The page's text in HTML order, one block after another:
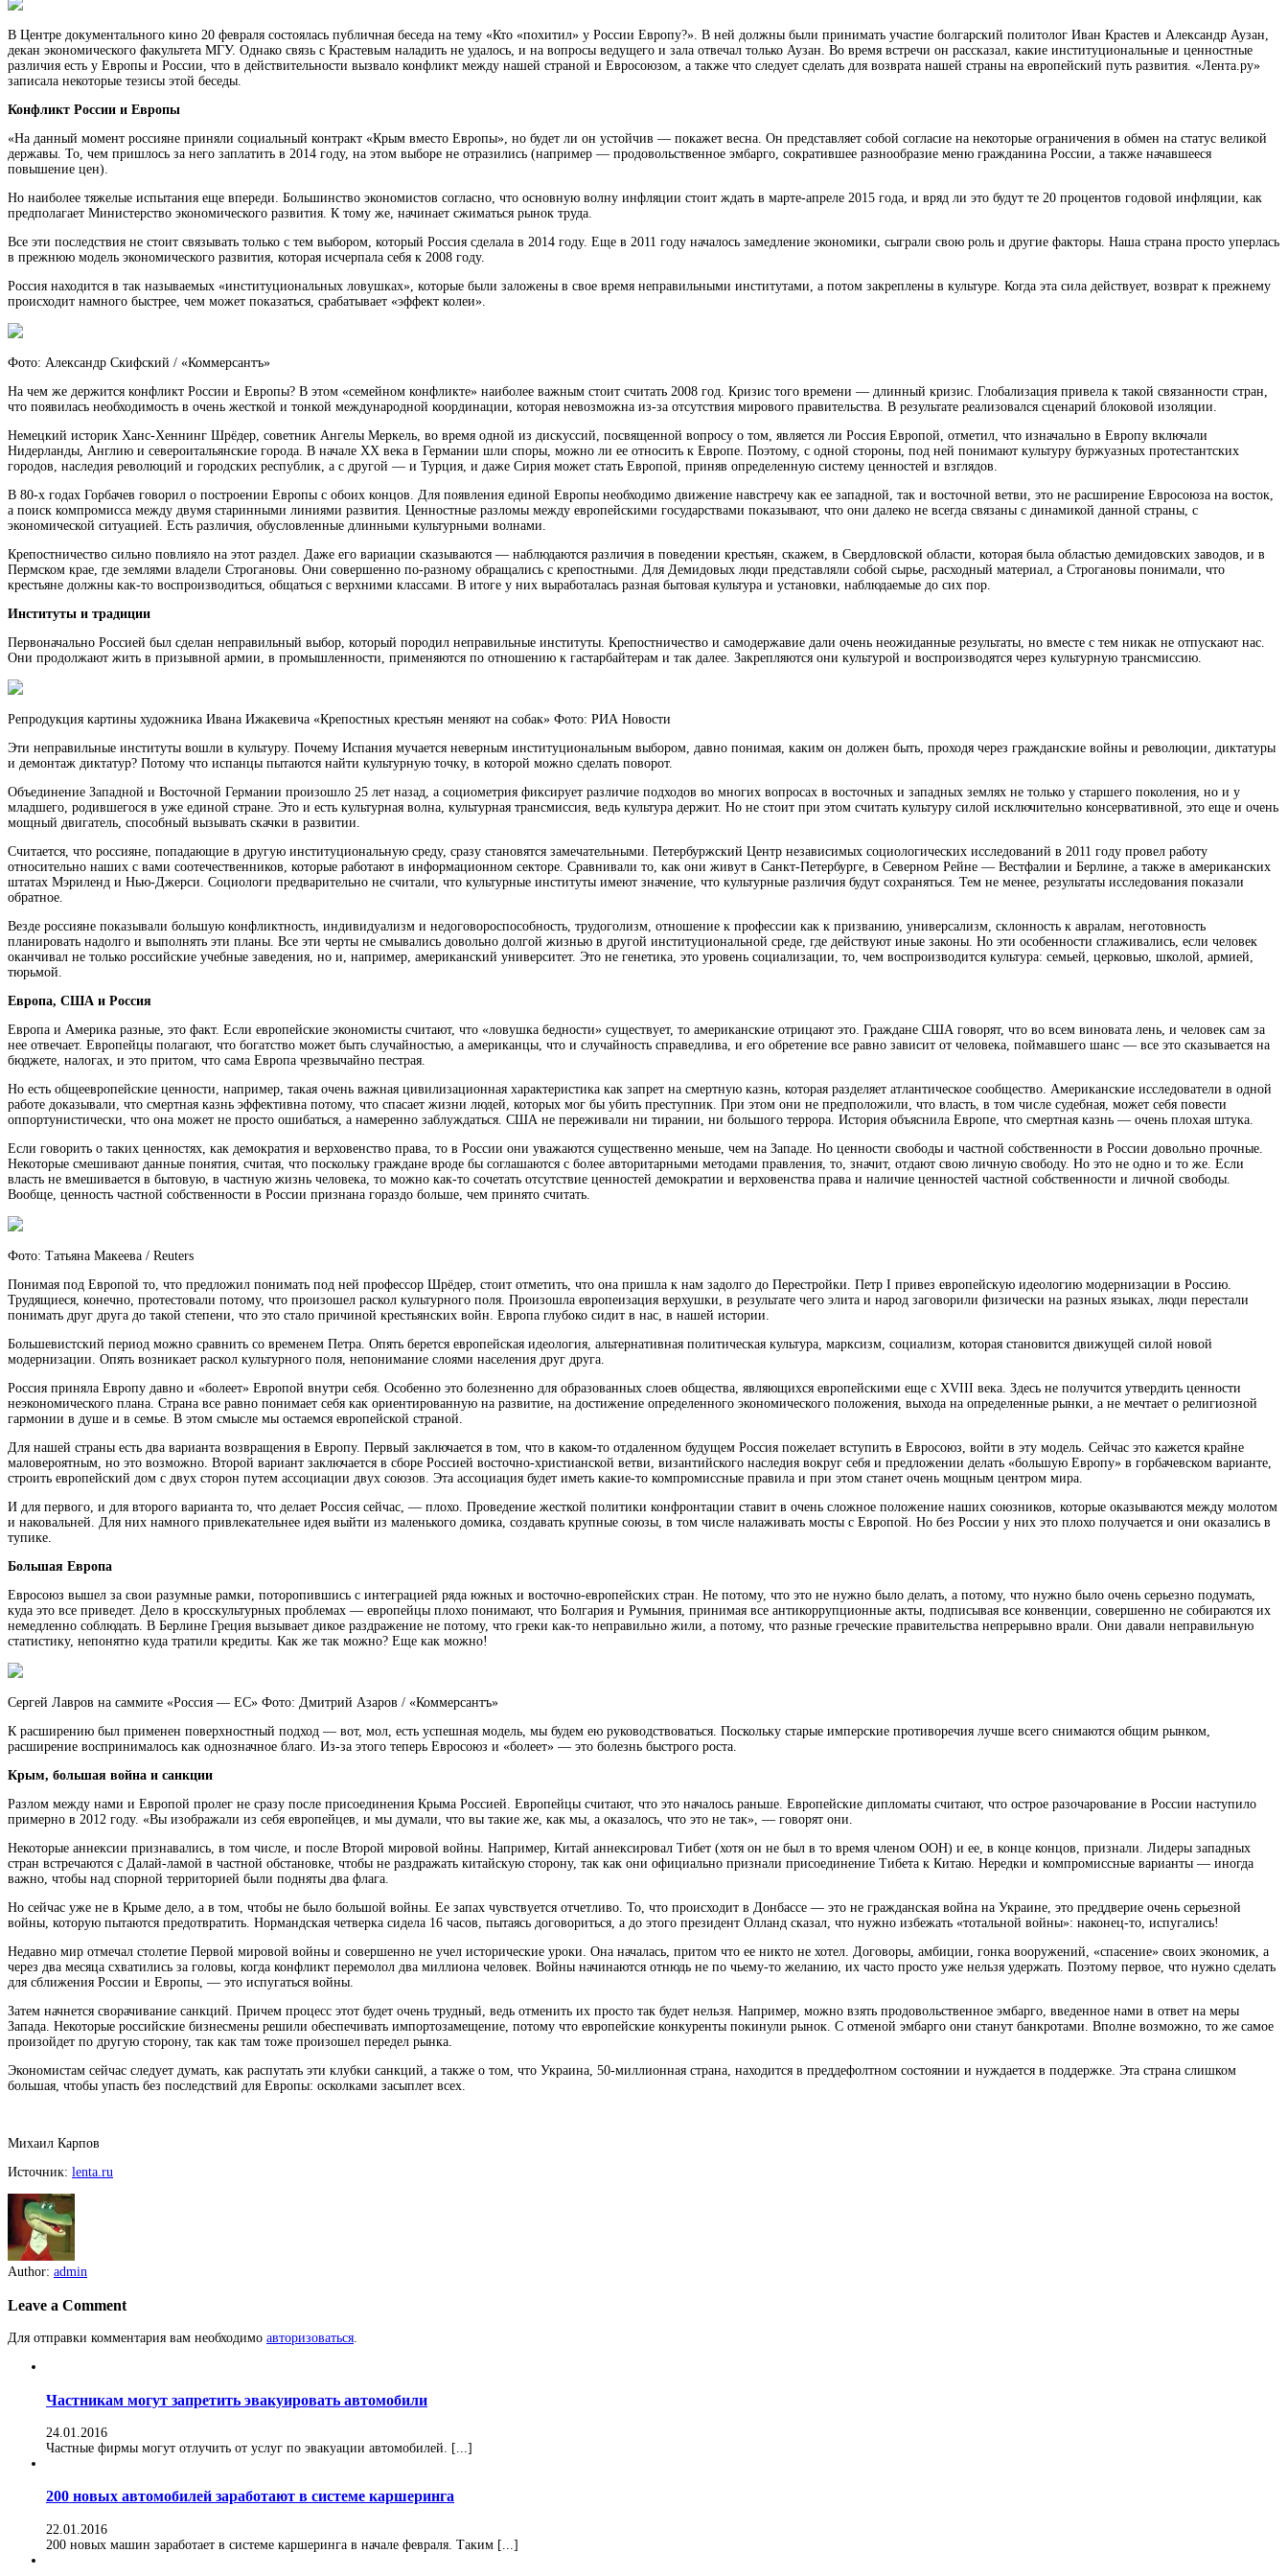
В Центре документального кино 20 февраля состоялась публичная беседа на тему «Кто «похитил» у России Европу?». В ней должны были принимать участие болгарский политолог Иван Крастев и Александр Аузан,
декан экономического факультета МГУ. Однако связь с Крастевым наладить не удалось, и на вопросы ведущего и зала отвечал только Аузан. Во время встречи он рассказал, какие институциональные и ценностные
различия есть у Европы и России, что в действительности вызвало конфликт между нашей страной и Евросоюзом, а также что следует сделать для возврата нашей страны на европейский путь развития. «Лента.ру»
записала некоторые тезисы этой беседы.
Конфликт России и Европы
«На данный момент россияне приняли социальный контракт «Крым вместо Европы», но будет ли он устойчив — покажет весна. Он представляет собой согласие на некоторые ограничения в обмен на статус великой
державы. То, чем пришлось за него заплатить в 2014 году, на этом выборе не отразились (например — продовольственное эмбарго, сократившее разнообразие меню гражданина России, а также начавшееся
повышение цен).
Но наиболее тяжелые испытания еще впереди. Большинство экономистов согласно, что основную волну инфляции стоит ждать в марте-апреле 2015 года, и вряд ли это будут те 20 процентов годовой инфляции, как
предполагает Министерство экономического развития. К тому же, начинает сжиматься рынок труда.
Все эти последствия не стоит связывать только с тем выбором, который Россия сделала в 2014 году. Еще в 2011 году началось замедление экономики, сыграли свою роль и другие факторы. Наша страна просто уперлась
в прежнюю модель экономического развития, которая исчерпала себя к 2008 году.
Россия находится в так называемых «институциональных ловушках», которые были заложены в свое время неправильными институтами, а потом закреплены в культуре. Когда эта сила действует, возврат к прежнему
происходит намного быстрее, чем может показаться, срабатывает «эффект колеи».
Фото: Александр Скифский / «Коммерсантъ»
На чем же держится конфликт России и Европы? В этом «семейном конфликте» наиболее важным стоит считать 2008 год. Кризис того времени — длинный кризис. Глобализация привела к такой связанности стран,
что появилась необходимость в очень жесткой и тонкой международной координации, которая невозможна из-за отсутствия мирового правительства. В результате реализовался сценарий блоковой изоляции.
Немецкий историк Ханс-Хеннинг Шрёдер, советник Ангелы Меркель, во время одной из дискуссий, посвященной вопросу о том, является ли Россия Европой, отметил, что изначально в Европу включали
Нидерланды, Англию и североитальянские города. В начале ХХ века в Германии шли споры, можно ли ее относить к Европе. Поэтому, с одной стороны, под ней понимают культуру буржуазных протестантских
городов, наследия революций и городских республик, а с другой — и Турция, и даже Сирия может стать Европой, приняв определенную систему ценностей и взглядов.
В 80-х годах Горбачев говорил о построении Европы с обоих концов. Для появления единой Европы необходимо движение навстречу как ее западной, так и восточной ветви, это не расширение Евросоюза на восток,
а поиск компромисса между двумя старинными линиями развития. Ценностные разломы между европейскими государствами показывают, что они далеко не всегда связаны с динамикой данной страны, с
экономической ситуацией. Есть различия, обусловленные длинными культурными волнами.
Крепостничество сильно повлияло на этот раздел. Даже его вариации сказываются — наблюдаются различия в поведении крестьян, скажем, в Свердловской области, которая была областью демидовских заводов, и в
Пермском крае, где землями владели Строгановы. Они совершенно по-разному обращались с крепостными. Для Демидовых люди представляли собой сырье, расходный материал, а Строгановы понимали, что
крестьяне должны как-то воспроизводиться, общаться с верхними классами. В итоге у них выработалась разная бытовая культура и установки, наблюдаемые до сих пор.
Институты и традиции
Первоначально Россией был сделан неправильный выбор, который породил неправильные институты. Крепостничество и самодержавие дали очень неожиданные результаты, но вместе с тем никак не отпускают нас.
Они продолжают жить в призывной армии, в промышленности, применяются по отношению к гастарбайтерам и так далее. Закрепляются они культурой и воспроизводятся через культурную трансмиссию.
Репродукция картины художника Ивана Ижакевича «Крепостных крестьян меняют на собак» Фото: РИА Новости
Эти неправильные институты вошли в культуру. Почему Испания мучается неверным институциональным выбором, давно понимая, каким он должен быть, проходя через гражданские войны и революции, диктатуры
и демонтаж диктатур? Потому что испанцы пытаются найти культурную точку, в которой можно сделать поворот.
Объединение Западной и Восточной Германии произошло 25 лет назад, а социометрия фиксирует различие подходов во многих вопросах в восточных и западных землях не только у старшего поколения, но и у
младшего, родившегося в уже единой стране. Это и есть культурная волна, культурная трансмиссия, ведь культура держит. Но не стоит при этом считать культуру силой исключительно консервативной, это еще и очень
мощный двигатель, способный вызывать скачки в развитии.
Считается, что россияне, попадающие в другую институциональную среду, сразу становятся замечательными. Петербуржский Центр независимых социологических исследований в 2011 году провел работу
относительно наших с вами соотечественников, которые работают в информационном секторе. Сравнивали то, как они живут в Санкт-Петербурге, в Северном Рейне — Вестфалии и Берлине, а также в американских
штатах Мэриленд и Нью-Джерси. Социологи предварительно не считали, что культурные институты имеют значение, что культурные различия будут сохраняться. Тем не менее, результаты исследования показали
обратное.
Везде россияне показывали большую конфликтность, индивидуализм и недоговороспособность, трудоголизм, отношение к профессии как к призванию, универсализм, склонность к авралам, неготовность
планировать надолго и выполнять эти планы. Все эти черты не смывались довольно долгой жизнью в другой институциональной среде, где действуют иные законы. Но эти особенности сглаживались, если человек
оканчивал не только российские учебные заведения, но и, например, американский университет. Это не генетика, это уровень социализации, то, чем воспроизводится культура: семьей, церковью, школой, армией,
тюрьмой.
Европа, США и Россия
Европа и Америка разные, это факт. Если европейские экономисты считают, что «ловушка бедности» существует, то американские отрицают это. Граждане США говорят, что во всем виновата лень, и человек сам за
нее отвечает. Европейцы полагают, что богатство может быть случайностью, а американцы, что и случайность справедлива, и его обретение все равно зависит от человека, поймавшего шанс — все это сказывается на
бюджете, налогах, и это притом, что сама Европа чрезвычайно пестрая.
Но есть общеевропейские ценности, например, такая очень важная цивилизационная характеристика как запрет на смертную казнь, которая разделяет атлантическое сообщество. Американские исследователи в одной
работе доказывали, что смертная казнь эффективна потому, что спасает жизни людей, которых мог бы убить преступник. При этом они не предположили, что власть, в том числе судебная, может себя повести
оппортунистически, что она может не просто ошибаться, а намеренно заблуждаться. США не переживали ни тирании, ни большого террора. История объяснила Европе, что смертная казнь — очень плохая штука.
Если говорить о таких ценностях, как демократия и верховенство права, то в России они уважаются существенно меньше, чем на Западе. Но ценности свободы и частной собственности в России довольно прочные.
Некоторые смешивают данные понятия, считая, что поскольку граждане вроде бы соглашаются с более авторитарными методами правления, то, значит, отдают свою личную свободу. Но это не одно и то же. Если
власть не вмешивается в бытовую, в частную жизнь человека, то можно как-то сочетать отсутствие ценностей демократии и верховенства права и наличие ценностей частной собственности и личной свободы.
Вообще, ценность частной собственности в России признана гораздо больше, чем принято считать.
Фото: Татьяна Макеева / Reuters
Понимая под Европой то, что предложил понимать под ней профессор Шрёдер, стоит отметить, что она пришла к нам задолго до Перестройки. Петр I привез европейскую идеологию модернизации в Россию.
Трудящиеся, конечно, протестовали потому, что произошел раскол культурного поля. Произошла европеизация верхушки, в результате чего элита и народ заговорили физически на разных языках, люди перестали
понимать друг друга до такой степени, что это стало причиной крестьянских войн. Европа глубоко сидит в нас, в нашей истории.
Большевистский период можно сравнить со временем Петра. Опять берется европейская идеология, альтернативная политическая культура, марксизм, социализм, которая становится движущей силой новой
модернизации. Опять возникает раскол культурного поля, непонимание слоями населения друг друга.
Россия приняла Европу давно и «болеет» Европой внутри себя. Особенно это болезненно для образованных слоев общества, являющихся европейскими еще с XVIII века. Здесь не получится утвердить ценности
неэкономического плана. Страна все равно понимает себя как ориентированную на развитие, на достижение определенного экономического положения, выхода на определенные рынки, а не мечтает о религиозной
гармонии в душе и в семье. В этом смысле мы остаемся европейской страной.
Для нашей страны есть два варианта возвращения в Европу. Первый заключается в том, что в каком-то отдаленном будущем Россия пожелает вступить в Евросоюз, войти в эту модель. Сейчас это кажется крайне
маловероятным, но это возможно. Второй вариант заключается в сборе Россией восточно-христианской ветви, византийского наследия вокруг себя и предложении делать «большую Европу» в горбачевском варианте,
строить европейский дом с двух сторон путем ассоциации двух союзов. Эта ассоциация будет иметь какие-то компромиссные правила и при этом станет очень мощным центром мира.
И для первого, и для второго варианта то, что делает Россия сейчас, — плохо. Проведение жесткой политики конфронтации ставит в очень сложное положение наших союзников, которые оказываются между молотом
и наковальней. Для них намного привлекательнее идея выйти из маленького домика, создавать крупные союзы, в том числе налаживать мосты с Европой. Но без России у них это плохо получается и они оказались в
тупике.
Большая Европа
Евросоюз вышел за свои разумные рамки, поторопившись с интеграцией ряда южных и восточно-европейских стран. Не потому, что это не нужно было делать, а потому, что нужно было очень серьезно подумать,
куда это все приведет. Дело в кросскультурных проблемах — европейцы плохо понимают, что Болгария и Румыния, принимая все антикоррупционные акты, подписывая все конвенции, совершенно не собираются их
немедленно соблюдать. В Берлине Греция вызывает дикое раздражение не потому, что греки как-то неправильно жили, а потому, что разные греческие правительства непрерывно врали. Они давали неправильную
статистику, непонятно куда тратили кредиты. Как же так можно? Еще как можно!
Сергей Лавров на саммите «Россия — ЕС» Фото: Дмитрий Азаров / «Коммерсантъ»
К расширению был применен поверхностный подход — вот, мол, есть успешная модель, мы будем ею руководствоваться. Поскольку старые имперские противоречия лучше всего снимаются общим рынком,
расширение воспринималось как однозначное благо. Из-за этого теперь Евросоюз и «болеет» — это болезнь быстрого роста.
Крым, большая война и санкции
Разлом между нами и Европой пролег не сразу после присоединения Крыма Россией. Европейцы считают, что это началось раньше. Европейские дипломаты считают, что острое разочарование в России наступило
примерно в 2012 году. «Вы изображали из себя европейцев, и мы думали, что вы такие же, как мы, а оказалось, что это не так», — говорят они.
Некоторые аннексии признавались, в том числе, и после Второй мировой войны. Например, Китай аннексировал Тибет (хотя он не был в то время членом ООН) и ее, в конце концов, признали. Лидеры западных
стран встречаются с Далай-ламой в частной обстановке, чтобы не раздражать китайскую сторону, так как они официально признали присоединение Тибета к Китаю. Нередки и компромиссные варианты — иногда
важно, чтобы над спорной территорией были подняты два флага.
Но сейчас уже не в Крыме дело, а в том, чтобы не было большой войны. Ее запах чувствуется отчетливо. То, что происходит в Донбассе — это не гражданская война на Украине, это преддверие очень серьезной
войны, которую пытаются предотвратить. Нормандская четверка сидела 16 часов, пытаясь договориться, а до этого президент Олланд сказал, что нужно избежать «тотальной войны»: наконец-то, испугались!
Недавно мир отмечал столетие Первой мировой войны и совершенно не учел исторические уроки. Она началась, притом что ее никто не хотел. Договоры, амбиции, гонка вооружений, «спасение» своих экономик, а
через два месяца схватились за головы, когда конфликт перемолол два миллиона человек. Войны начинаются отнюдь не по чьему-то желанию, их часто просто уже нельзя удержать. Поэтому первое, что нужно сделать
для сближения России и Европы, — это испугаться войны.
Затем начнется сворачивание санкций. Причем процесс этот будет очень трудный, ведь отменить их просто так будет нельзя. Например, можно взять продовольственное эмбарго, введенное нами в ответ на меры
Запада. Некоторые российские бизнесмены решили обеспечивать импортозамещение, потому что европейские конкуренты покинули рынок. С отменой эмбарго они станут банкротами. Вполне возможно, то же самое
произойдет по другую сторону, так как там тоже произошел передел рынка.
Экономистам сейчас следует думать, как распутать эти клубки санкций, а также о том, что Украина, 50-миллионная страна, находится в преддефолтном состоянии и нуждается в поддержке. Эта страна слишком
большая, чтобы упасть без последствий для Европы: осколками засыплет всех.
Михаил Карпов
Источник: lenta.ru
Author: admin
Leave a Comment
Для отправки комментария вам необходимо авторизоваться.
Частникам могут запретить эвакуировать автомобили
24.01.2016
Частные фирмы могут отлучить от услуг по эвакуации автомобилей. [...]
200 новых автомобилей заработают в системе каршеринга
22.01.2016
200 новых машин заработает в системе каршеринга в начале февраля. Таким [...]